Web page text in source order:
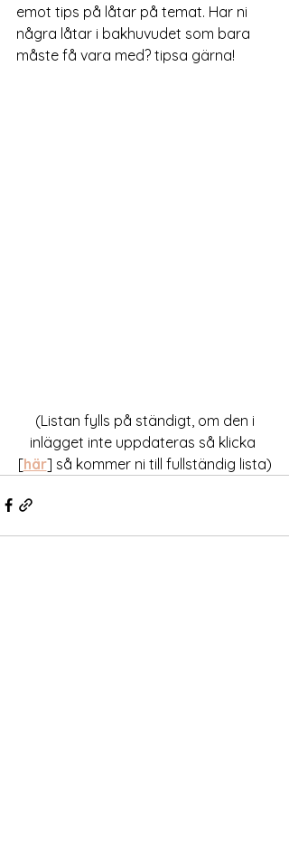
emot tips på låtar på temat. Har ni
några låtar i bakhuvudet som bara
måste få vara med? tipsa gärna!
inlägget inte uppdateras så klicka
[här] så kommer ni till fullständig lista)